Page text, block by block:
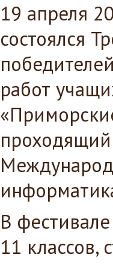
19 апреля
состоялся
работ
В
11 классов,